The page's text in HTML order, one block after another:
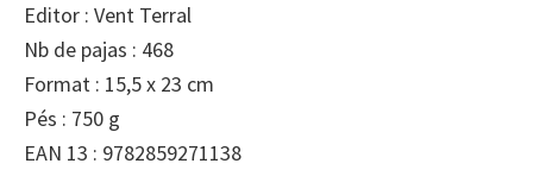
Editor : Vent Terral
Nb de pajas : 468
Format : 15,5 x 23 cm
Pés : 750 g
EAN 13 : 9782859271138